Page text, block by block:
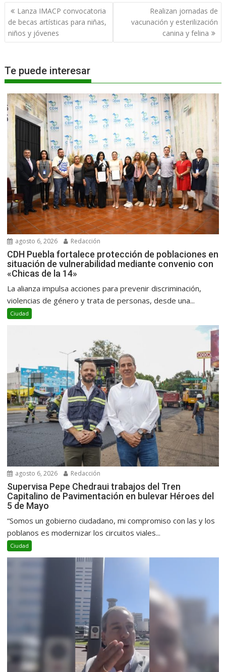
Navegación
de
entradas
Lanza IMACP convocatoria
de becas artísticas para niñas,
niños y jóvenes
Realizan jornadas de
vacunación y esterilización
canina y felina
Te puede interesar
agosto 6, 2026 Redacción
CDH Puebla fortalece protección de poblaciones en
situación de vulnerabilidad mediante convenio con
«Chicas de la 14»
La alianza impulsa acciones para prevenir discriminación,
violencias de género y trata de personas, desde una...
Ciudad
agosto 6, 2026 Redacción
Supervisa Pepe Chedraui trabajos del Tren
Capitalino de Pavimentación en bulevar Héroes del
5 de Mayo
“Somos un gobierno ciudadano, mi compromiso con las y los
poblanos es modernizar los circuitos viales...
Ciudad